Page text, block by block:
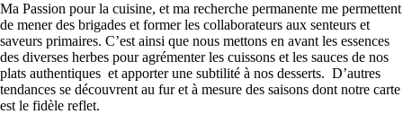
Ma Passion pour la cuisine, et ma recherche permanente me permettent
de mener des brigades et former les collaborateurs aux senteurs et
saveurs primaires. C’est ainsi que nous mettons en avant les essences
des diverses herbes pour agrémenter les cuissons et les sauces de nos
plats authentiques et apporter une subtilité à nos desserts. D’autres
tendances se découvrent au fur et à mesure des saisons dont notre carte
est le fidèle reflet.